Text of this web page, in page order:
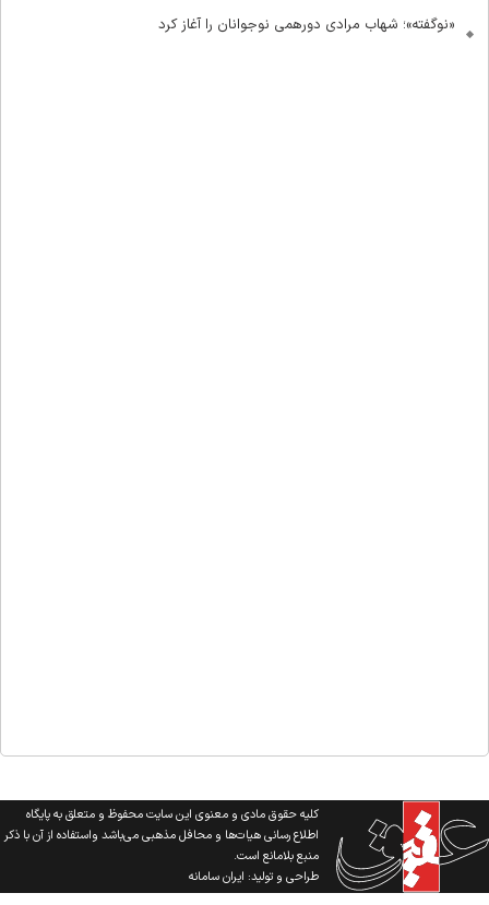
«نوگفته»؛ شهاب مرادی دورهمی نوجوانان را آغاز کرد
کلیه حقوق مادی و معنوی این سایت محفوظ و متعلق به پایگاه
اطلاع رسانی هیات‌ها و محافل مذهبی می‌باشد واستفاده از آن با ذکر
منبع بلامانع است.
طراحی و تولید:ایران سامانه